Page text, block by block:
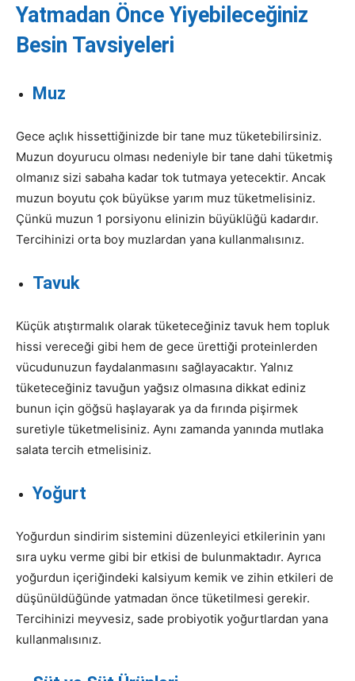
Yatmadan Önce Yiyebileceğiniz
Besin Tavsiyeleri
Muz
Gece açlık hissettiğinizde bir tane muz tüketebilirsiniz.
Muzun doyurucu olması nedeniyle bir tane dahi tüketmiş
olmanız sizi sabaha kadar tok tutmaya yetecektir. Ancak
muzun boyutu çok büyükse yarım muz tüketmelisiniz.
Çünkü muzun 1 porsiyonu elinizin büyüklüğü kadardır.
Tercihinizi orta boy muzlardan yana kullanmalısınız.
Tavuk
Küçük atıştırmalık olarak tüketeceğiniz tavuk hem topluk
hissi vereceği gibi hem de gece ürettiği proteinlerden
vücudunuzun faydalanmasını sağlayacaktır. Yalnız
tüketeceğiniz tavuğun yağsız olmasına dikkat ediniz
bunun için göğsü haşlayarak ya da fırında pişirmek
suretiyle tüketmelisiniz. Aynı zamanda yanında mutlaka
salata tercih etmelisiniz.
Yoğurt
Yoğurdun sindirim sistemini düzenleyici etkilerinin yanı
sıra uyku verme gibi bir etkisi de bulunmaktadır. Ayrıca
yoğurdun içeriğindeki kalsiyum kemik ve zihin etkileri de
düşünüldüğünde yatmadan önce tüketilmesi gerekir.
Tercihinizi meyvesiz, sade probiyotik yoğurtlardan yana
kullanmalısınız.